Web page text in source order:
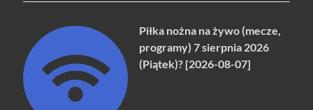
Piłka nożna na żywo (mecze,
programy) 7 sierpnia 2026
(Piątek)? [2026-08-07]